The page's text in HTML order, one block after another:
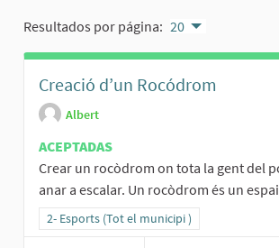
Resultados por página: 20
Creació d’un Rocódrom
Albert
ACEPTADAS
Crear un rocòdrom on tota la gent del
anar a escalar. Un rocòdrom és un
Resultados al filtrar por la categoría: 2-
2- Esports (Tot el municipi )